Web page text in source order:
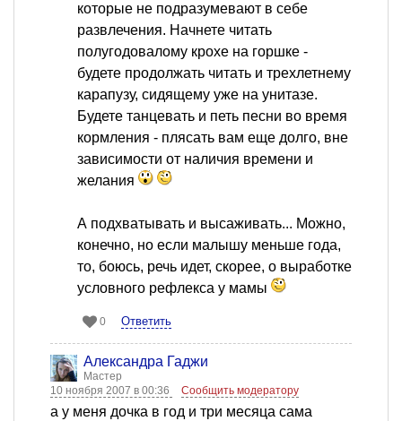
которые не подразумевают в себе
развлечения. Начнете читать
полугодовалому крохе на горшке -
будете продолжать читать и трехлетнему
карапузу, сидящему уже на унитазе.
Будете танцевать и петь песни во время
кормления - плясать вам еще долго, вне
зависимости от наличия времени и
желания
А подхватывать и высаживать... Можно,
конечно, но если малышу меньше года,
то, боюсь, речь идет, скорее, о выработке
условного рефлекса у мамы
0 Ответить
Александра Гаджи
Мастер
10 ноября 2007 в 00:36
Сообщить модератору
а у меня дочка в год и три месяца сама